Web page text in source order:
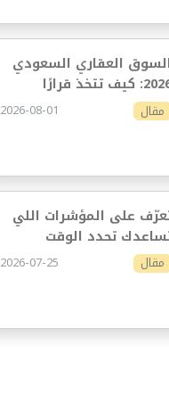
السوق العقاري السعودي
2026: كيف تتخذ قرارًا
أفضل
مقال 2026-08-01
على المؤشرات اللي
تحدد الوقت
للاستثمار
مقال 2026-07-25